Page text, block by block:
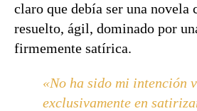
claro que debía ser una novela
resuelto, ágil, dominado por
firmemente satírica.
«No ha sido mi intención
exclusivamente en